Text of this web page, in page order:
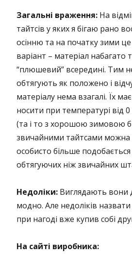
Загальні враження: На
тайтсів у яких я бігаю рано
осінню та на початку зими
варіант – матеріал набагато
“плюшевий” всередині. Тим
обтягують як положено і
матеріалу нема взагалі. Їх
носити при температурі від 0
(та і то з хорошою зимовою
звичайними тайтсами можна
особисто більше подобається
обтягуючих ніж звичайних
Недоліки: Виглядають вони
модно. Але недоліків
при нагоді вже купив собі
На сайті виробника: